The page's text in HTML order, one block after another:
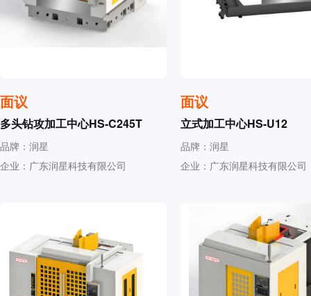
面议
多头钻攻加工中心HS-C245T
品牌：润星
企业：广东润星科技有限公司
面议
立式加工中心HS-U12
品牌：润星
企业：广东润星科技有限公司